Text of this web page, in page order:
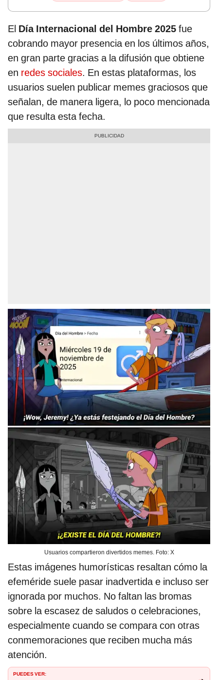
El Día Internacional del Hombre 2025 fue
cobrando mayor presencia en los últimos años,
en gran parte gracias a la difusión que obtiene
en redes sociales. En estas plataformas, los
usuarios suelen publicar memes graciosos que
señalan, de manera ligera, lo poco mencionada
que resulta esta fecha.
Usuarios compartieron divertidos memes. Foto: X
Estas imágenes humorísticas resaltan cómo la
efeméride suele pasar inadvertida e incluso ser
ignorada por muchos. No faltan las bromas
sobre la escasez de saludos o celebraciones,
especialmente cuando se compara con otras
conmemoraciones que reciben mucha más
atención.
PUEDES VER: